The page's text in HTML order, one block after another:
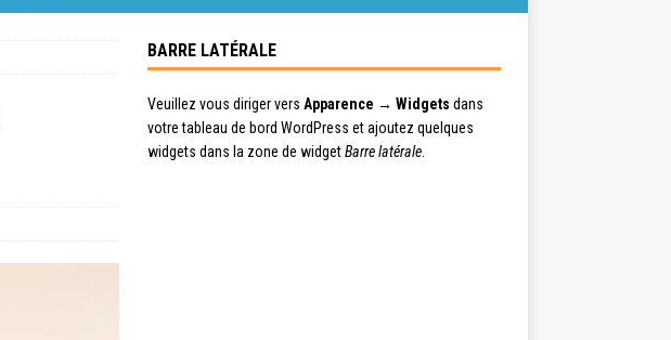
BARRE LATÉRALE
Veuillez vous diriger vers Apparence → Widgets dans
votre tableau de bord WordPress et ajoutez quelques
widgets dans la zone de widgetBarre latérale.